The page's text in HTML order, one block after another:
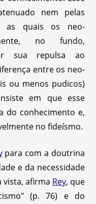
nem pelas
as quais os neo-
no fundo,
sua repulsa ao
entre os neo-
ou menos pudicos)
em que esse
do conhecimento e,
no fideísmo.
para com a doutrina
e da necessidade
vista, afirma Rey, que
(p. 76) e do